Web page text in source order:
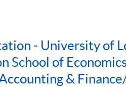
- University of
School of
&